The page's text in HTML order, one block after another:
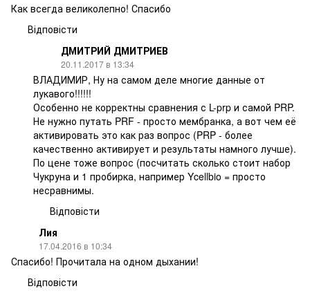
Как всегда великолепно! Спасибо
Відповісти
ДМИТРИЙ ДМИТРИЕВ
20.11.2017 в 13:34
ВЛАДИМИР, Ну на самом деле многие данные от
лукавого!!!!!!
Особенно не корректны сравнения с L-prp и самой PRP.
Не нужно путать PRF - просто мембранка, а вот чем её
активировать это как раз вопрос (PRP - более
качественно активирует и результаты намного лучше).
По цене тоже вопрос (посчитать сколько стоит набор
Чукруна и 1 пробирка, например Ycellbio = просто
несравнимы.
Відповісти
Лия
17.04.2016 в 10:34
Спасибо! Прочитала на одном дыхании!
Відповісти